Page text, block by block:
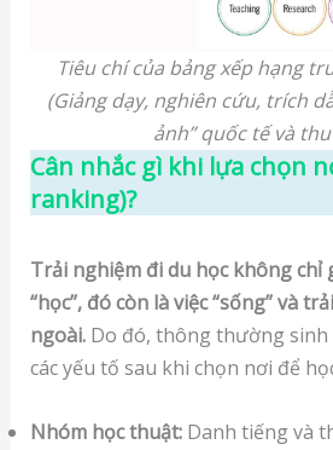
Tiêu chí của bảng xếp hạng
(Giảng dạy, nghiên cứu, trích
ảnh” quốc tế và
Cân nhắc gì khi lựa chọn
ranking)?
Trải nghiệm đi du học không chỉ
“học”, đó còn là việc “sống” và
ngoài. Do đó, thông thường sinh
các yếu tố sau khi chọn nơi để
Nhóm học thuật: Danh tiếng và